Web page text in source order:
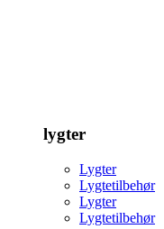
lygter
Lygter
Lygtetilbehør
Lygter
Lygtetilbehør